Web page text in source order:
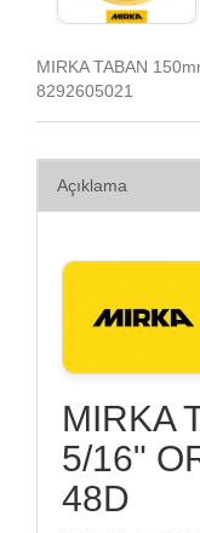
MIRKA TABAN
8292605021
Açıklama
MIRKA
5/16"
48D